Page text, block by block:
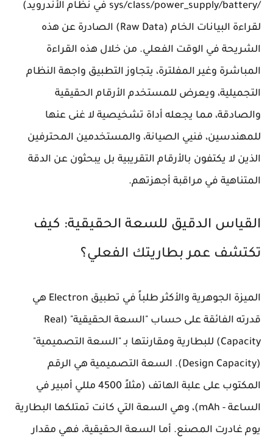
/sys/class/power_supply/battery
في نظام الأندرويد)
لقراءة البيانات الخام (Raw Data) الصادرة عن هذه
الشريحة في الوقت الفعلي. من خلال هذه القراءة
المباشرة وغير المفلترة، يتجاوز التطبيق واجهة النظام
التجميلية، ويعرض للمستخدم الأرقام الحقيقية
والصادقة، مما يجعله أداة تشخيصية لا غنى عنها
للمهندسين، فنيي الصيانة، والمستخدمين المحترفين
الذين لا يكتفون بالأرقام التقريبية بل يبحثون عن الدقة
المتناهية في مراقبة أجهزتهم.
القياس الدقيق للسعة الحقيقية: كيف
تكتشف عمر بطاريتك الفعلي؟
الميزة الجوهرية والأكثر طلباً في تطبيق Electron هي
قدرته الفائقة على حساب "السعة الحقيقية" (Real
Capacity) للبطارية ومقارنتها بـ "السعة التصميمية"
(Design Capacity). السعة التصميمية هي الرقم
المكتوب على علبة الهاتف (مثلاً 4500 مللي أمبير في
الساعة - mAh)، وهي السعة التي كانت تمتلكها البطارية
يوم غادرت المصنع. أما السعة الحقيقية، فهي مقدار